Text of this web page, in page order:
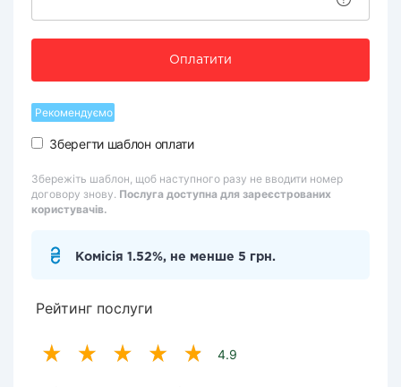
Оплатити
Рекомендуємо
Зберегти шаблон оплати
Збережіть шаблон, щоб наступного разу не вводити номер
договору знову. Послуга доступна для зареєстрованих
користувачів.
Комісія 1.52%, не менше 5 грн.
Рейтинг послуги
4.9